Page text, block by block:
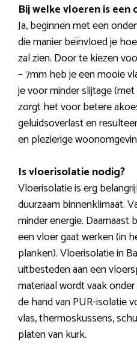
Bij welke vloeren is
Ja, beginnen met een
die manier beïnvloed je
zal zien. Door te kiezen
– 7mm heb je een mooie
je voor minder slijtage
zorgt het voor betere
geluidsoverlast en
en plezierige
Is vloerisolatie nodig?
Vloerisolatie is erg
duurzaam binnenklimaat.
minder energie.
een vloer gaat werken (in
planken). Vloerisolatie in
uitbesteden aan een
materiaal wordt vaak
de hand van PUR-isolatie
vlas, thermoskussens,
platen van kurk.